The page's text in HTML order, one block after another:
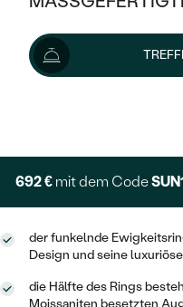
KLASSISCH
MEMOIRE
VINTAGE
MIT MEHREREN
HALO
VINTAGE
IM SET
GESTALTE EINEN RING
AUSVERKAUF
WENN
OHRRINGE
ANHÄNGER /
PLATIN
OHRSTECKER
OHRHÄNGER
GOLD
SILBER
NACH STYL
ZUR GEBURT
AUSVERKAUF
SILBER
NACH STYL
769 €
Wir liefern den Schmuck
Lieferoptionen
692 € mit dem Code
der funkelnde
Design und seine
die Hälfte des Rings
Moissaniten besetzten